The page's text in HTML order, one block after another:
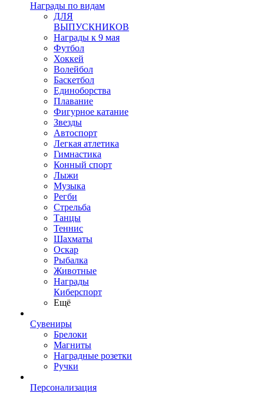
Награды по видам
ДЛЯ
ВЫПУСКНИКОВ
Награды к 9 мая
Футбол
Хоккей
Волейбол
Баскетбол
Единоборства
Плавание
Фигурное катание
Звезды
Автоспорт
Легкая атлетика
Гимнастика
Конный спорт
Лыжи
Музыка
Регби
Стрельба
Танцы
Теннис
Шахматы
Оскар
Рыбалка
Животные
Награды
Киберспорт
Ещё
Сувениры
Брелоки
Магниты
Наградные розетки
Ручки
Персонализация